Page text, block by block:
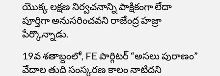
యొక్క లక్షణ నిర్వచనాన్ని పాక్షికంగా లేదా
పూర్తిగా అనుసరించవని రాజేంద్ర హజ్రా
పేర్కొన్నాడు.
19వ శతాబ్దంలో, FE పార్గిటర్ “అసలు పురాణం”
వేదాలతుది సంస్కరణ కాలం నాటిదని